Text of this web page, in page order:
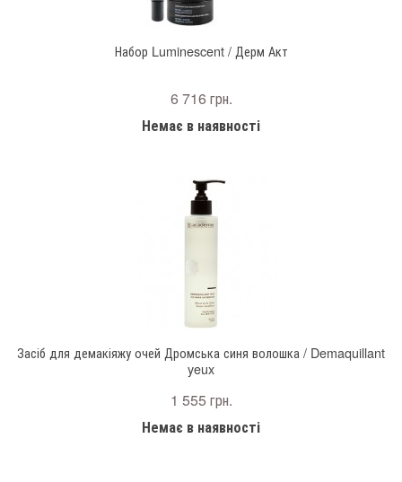
Набор Luminescent / Дерм Акт
6 716 грн.
Немає в наявності
Засіб для демакіяжу очей Дромська синя волошка / Demaquillant
yeux
1 555 грн.
Немає в наявності